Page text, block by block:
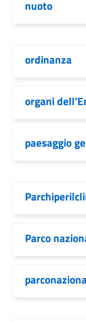
nuoto
ordinanza
organi
paesaggio
Parco